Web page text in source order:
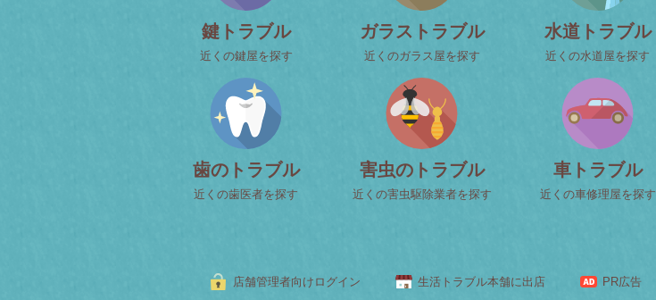
鍵トラブル
近くの鍵屋を探す
ガラストラブル
近くのガラス屋を探す
水道トラブル
近くの水道屋を探す
歯のトラブル
近くの歯医者を探す
害虫のトラブル
近くの害虫駆除業者を探す
車トラブル
近くの車修理屋を探す
店舗管理者向けログイン 生活トラブル本舗に出店 PR広告